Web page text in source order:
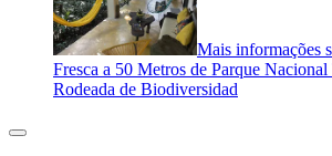
Mais informações
Fresca a 50 Metros de Parque
Rodeada de Biodiversidad